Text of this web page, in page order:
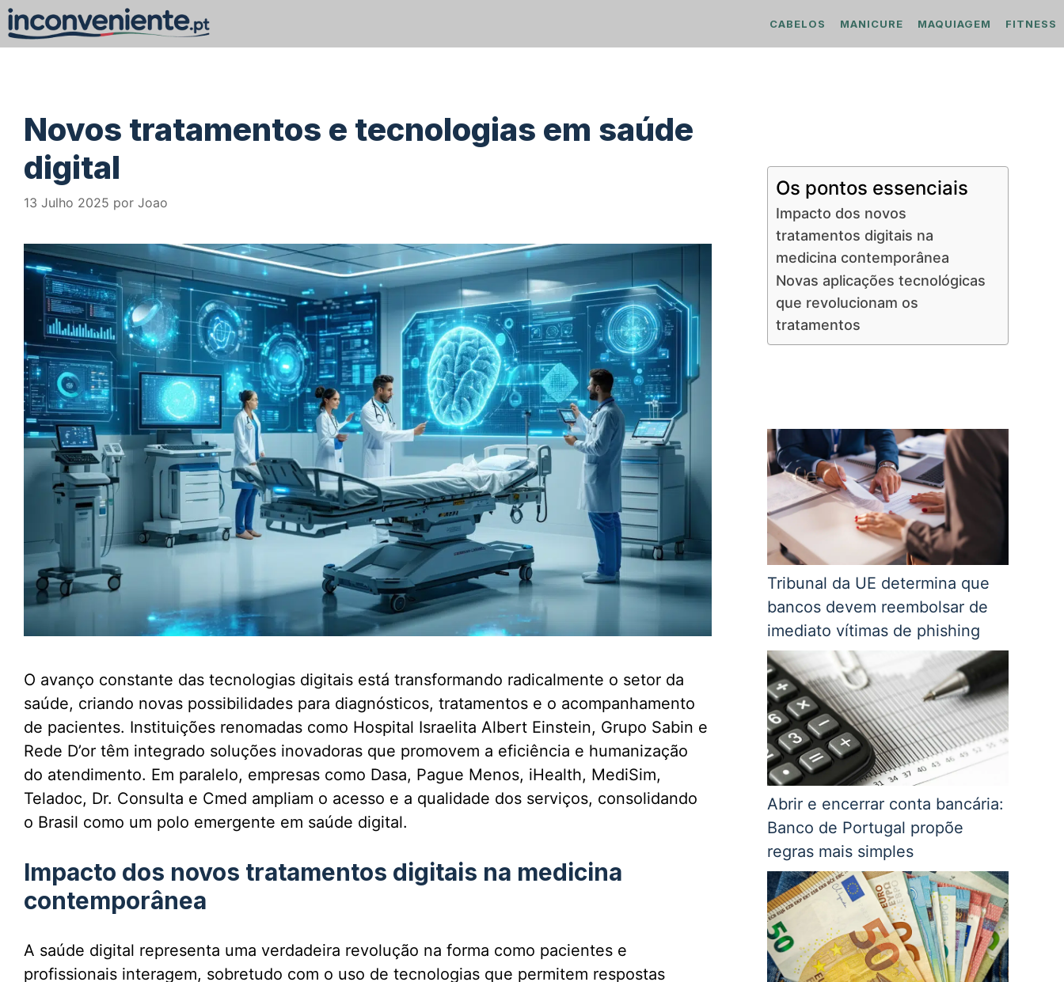
Saltar
para
CABELOS MANICURE MAQUIAGEM FITNESS
Novos tratamentos e tecnologias em saúde
digital
13 Julho 2025 por Joao
O avanço constante das tecnologias digitais está transformando radicalmente o setor da
saúde, criando novas possibilidades para diagnósticos, tratamentos e o acompanhamento
de pacientes. Instituições renomadas como Hospital Israelita Albert Einstein, Grupo Sabin e
Rede D’or têm integrado soluções inovadoras que promovem a eficiência e humanização
do atendimento. Em paralelo, empresas como Dasa, Pague Menos, iHealth, MediSim,
Teladoc, Dr. Consulta e Cmed ampliam o acesso e a qualidade dos serviços, consolidando
o Brasil como um polo emergente em saúde digital.
Impacto dos novos tratamentos digitais na medicina
contemporânea
A saúde digital representa uma verdadeira revolução na forma como pacientes e
profissionais interagem, sobretudo com o uso de tecnologias que permitem respostas
Os pontos essenciais
Impacto dos novos
tratamentos digitais na
medicina contemporânea
Novas aplicações tecnológicas
que revolucionam os
tratamentos
Tribunal da UE determina que
bancos devem reembolsar de
imediato vítimas de phishing
Abrir e encerrar conta bancária:
Banco de Portugal propõe
regras mais simples